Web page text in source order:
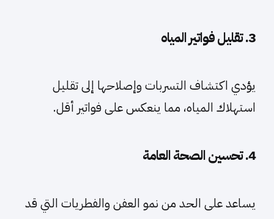
3. تقليل فواتير المياه
يؤدي اكتشاف التسربات وإصلاحها إلى تقليل
استهلاك المياه، مما ينعكس على فواتير أقل.
4. تحسين الصحة العامة
يساعد على الحد من نمو العفن والفطريات التي قد